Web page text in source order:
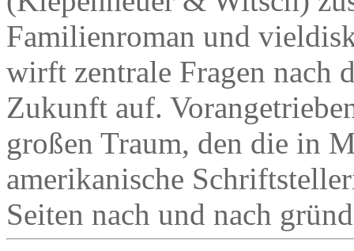
Familienroman und
wirft zentrale Fragen nach
Zukunft auf.
großen Traum, den die in
amerikanische
Seiten nach und nach